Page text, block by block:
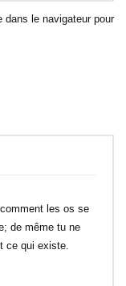
dans le navigateur pour
les os se
de même tu ne
ce qui existe.